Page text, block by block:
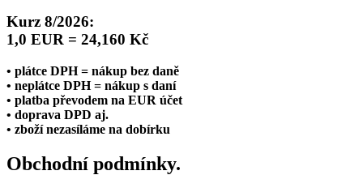
Kurz 8/2026:
1,0 EUR = 24,160 Kč
• plátce DPH = nákup bez daně
• neplátce DPH = nákup s daní
• platba převodem na EUR účet
• doprava DPD aj.
• zboží nezasíláme na dobírku
Obchodní podmínky.